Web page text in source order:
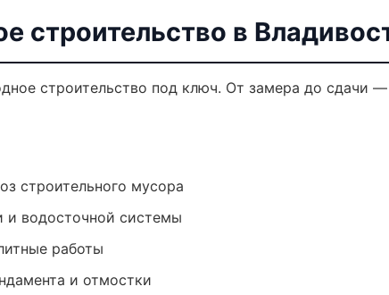
строительство в
строительство под ключ. От замера до сдачи
строительного мусора
и водосточной системы
работы
и отмостки